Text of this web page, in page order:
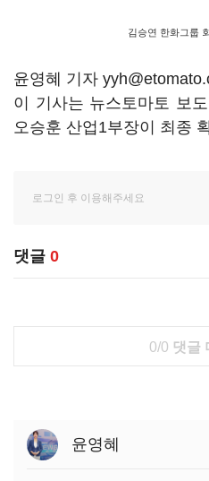
김승연 한화그룹
윤영혜 기자
이 기사는 뉴스토마토 보
오승훈 산업1부장이 최종
댓글 0
0/0 댓글
윤영혜